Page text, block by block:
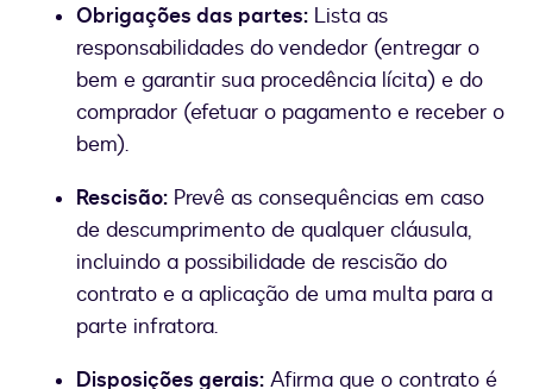
Obrigações das partes: Lista as
responsabilidades do vendedor (entregar o
bem e garantir sua procedência lícita) e do
comprador (efetuar o pagamento e receber o
bem).
Rescisão: Prevê as consequências em caso
de descumprimento de qualquer cláusula,
incluindo a possibilidade de rescisão do
contrato e a aplicação de uma multa para a
parte infratora.
Disposições gerais: Afirma que o contrato é